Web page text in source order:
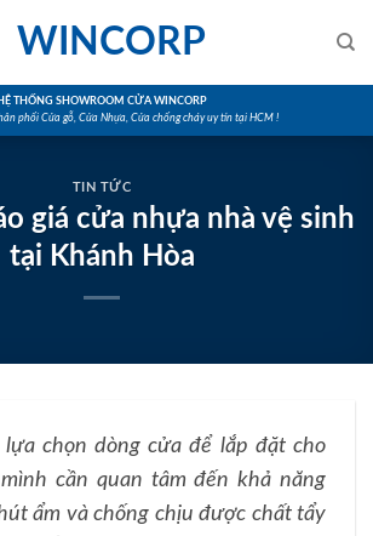
HỆ THỐNG SHOWROOM CỬA WINCORP
phối Cửa gỗ, Cửa Nhựa, Cửa chống cháy uy tín tại HCM !
TIN TỨC
giá cửa nhựa nhà vệ sinh
tại Khánh Hòa
chọn dòng cửa để lắp đặt cho
cần quan tâm đến khả năng
ẩm và chống chịu được chất tẩy